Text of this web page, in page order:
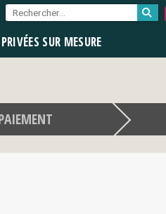
SUR MESURE